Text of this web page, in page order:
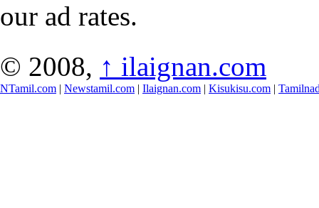
our ad rates.
© 2008, ↑ ilaignan.com
NTamil.com | Newstamil.com | Ilaignan.com | Kisukisu.com |